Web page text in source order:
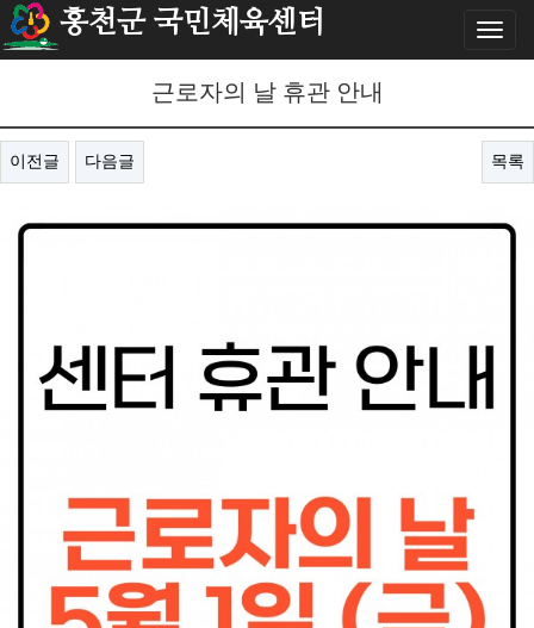
Toggle
홍천군 국민체육센터
근로자의 날 휴관 안내
이전글 다음글 목록